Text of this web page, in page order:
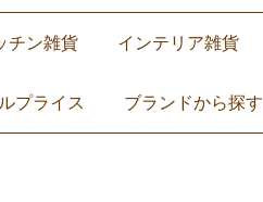
トートバッグ
ショルダーバッグ
ハンドバッグ
エコバッグ
子ども用バッグ
チン雑貨
ZEBRA（ ゼブラ）ステンレス製ランチボックス弁当箱
ホーロー）
ン焼き
ャロン焼き
ップ・グラス
リー・お箸 ランチョンマット・コースター
物
インテリア雑貨
置き物・ぬいぐるみ
小物入れ・花瓶
灰皿
照明
キャンドル
クッションカバー
その他
プライス ブランドから探す